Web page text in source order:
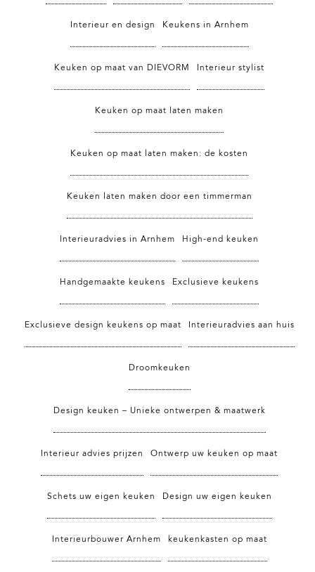
Interieur en design Keukens in Arnhem
Keuken op maat van DIEVORM Interieur stylist
Keuken op maat laten maken
Keuken op maat laten maken: de kosten
Keuken laten maken door een timmerman
Interieuradvies in Arnhem High-end keuken
Handgemaakte keukens Exclusieve keukens
Exclusieve design keukens op maat Interieuradvies aan huis
Droomkeuken
Design keuken – Unieke ontwerpen & maatwerk
Interieur advies prijzen Ontwerp uw keuken op maat
Schets uw eigen keuken Design uw eigen keuken
Interieurbouwer Arnhem keukenkasten op maat